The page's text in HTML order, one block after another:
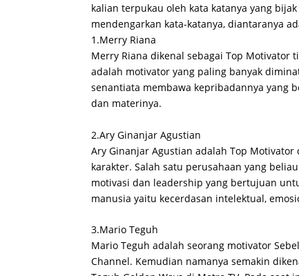
kalian terpukau oleh kata katanya yang
mendengarkan kata-katanya, diantaranya
1.Merry Riana
Merry Riana dikenal sebagai Top Motivator
adalah motivator yang paling banyak
senantiata membawa kepribadannya yang
dan materinya.
2.Ary Ginanjar Agustian
Ary Ginanjar Agustian adalah Top
karakter. Salah satu perusahaan yang
motivasi dan leadership yang bertujuan
manusia yaitu kecerdasan intelektual,
3.Mario Teguh
Mario Teguh adalah seorang motivator
Channel. Kemudian namanya semakin